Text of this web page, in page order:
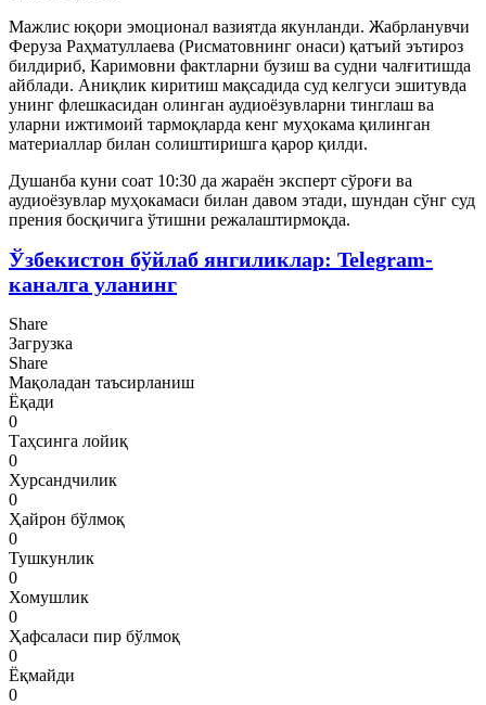
Мажлис юқори эмоционал вазиятда якунланди. Жабрланувчи
Феруза Раҳматуллаева (Рисматовнинг онаси) қатъий эътироз
билдириб, Каримовни фактларни бузиш ва судни чалғитишда
айблади. Аниқлик киритиш мақсадида суд келгуси эшитувда
унинг флешкасидан олинган аудиоёзувларни тинглаш ва
уларни ижтимоий тармоқларда кенг муҳокама қилинган
материаллар билан солиштиришга қарор қилди.
Душанба куни соат 10:30 да жараён эксперт сўроғи ва
аудиоёзувлар муҳокамаси билан давом этади, шундан сўнг суд
прения босқичига ўтишни режалаштирмоқда.
Ўзбекистон бўйлаб янгиликлар: Telegram-
каналга уланинг
Share
Загрузка
Share
Мақоладан таъсирланиш
Ёқади
0
Таҳсинга лойиқ
0
Хурсандчилик
0
Ҳайрон бўлмоқ
0
Тушкунлик
0
Хомушлик
0
Ҳафсаласи пир бўлмоқ
0
Ёқмайди
0